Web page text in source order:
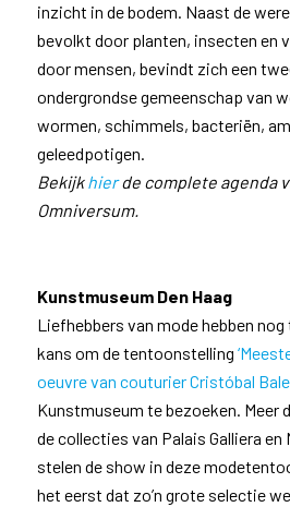
inzicht in de bodem. Naast de
bevolkt door planten, insecten en
door mensen, bevindt zich een
ondergrondse gemeenschap van
wormen, schimmels, bacteriën,
geleedpotigen.
Bekijkhierde complete agenda
Omniversum.
Kunstmuseum Den Haag
Liefhebbers van mode hebben
kans om de tentoonstelling
oeuvre van couturier Cristóbal
Kunstmuseum te bezoeken. Meer
de collecties van Palais Galliera en
stelen de show in deze
het eerst dat zo’n grote selectie